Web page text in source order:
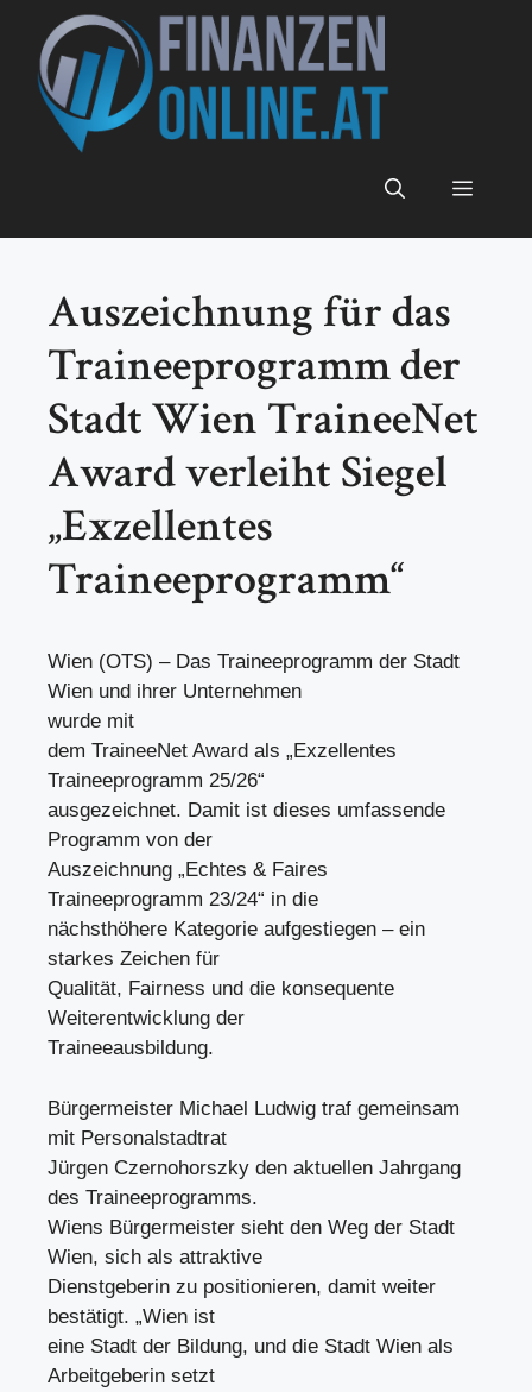
Inhalt
springen
Menü
Auszeichnung für das
Traineeprogramm der
Stadt Wien TraineeNet
Award verleiht Siegel
„Exzellentes
Traineeprogramm“
Wien (OTS) – Das Traineeprogramm der Stadt
Wien und ihrer Unternehmen
wurde mit
dem TraineeNet Award als „Exzellentes
Traineeprogramm 25/26“
ausgezeichnet. Damit ist dieses umfassende
Programm von der
Auszeichnung „Echtes & Faires
Traineeprogramm 23/24“ in die
nächsthöhere Kategorie aufgestiegen – ein
starkes Zeichen für
Qualität, Fairness und die konsequente
Weiterentwicklung der
Traineeausbildung.
Bürgermeister Michael Ludwig traf gemeinsam
mit Personalstadtrat
Jürgen Czernohorszky den aktuellen Jahrgang
des Traineeprogramms.
Wiens Bürgermeister sieht den Weg der Stadt
Wien, sich als attraktive
Dienstgeberin zu positionieren, damit weiter
bestätigt. „Wien ist
eine Stadt der Bildung, und die Stadt Wien als
Arbeitgeberin setzt